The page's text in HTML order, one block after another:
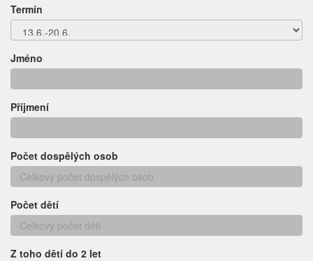
Termín
Jméno
Příjmení
Počet dospělých osob
Počet dětí
Z toho dětí do 2 let